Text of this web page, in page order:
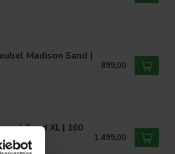
Madison Sand |
899,00
Sand XL | 160
1.499,00